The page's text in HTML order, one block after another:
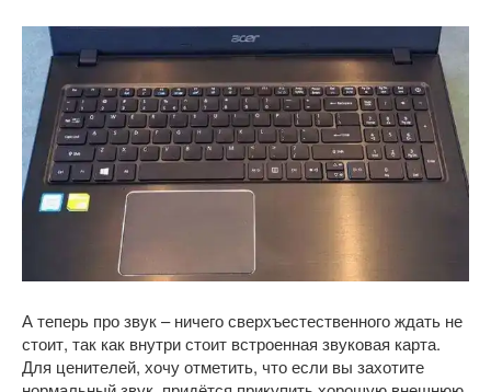
А теперь про звук – ничего сверхъестественного ждать не
стоит, так как внутри стоит встроенная звуковая карта.
Для ценителей, хочу отметить, что если вы захотите